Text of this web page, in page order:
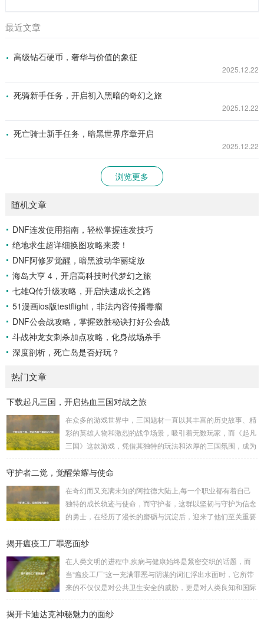
最近文章
高级钻石硬币，奢华与价值的象征
2025.12.22
死骑新手任务，开启初入黑暗的奇幻之旅
2025.12.22
死亡骑士新手任务，暗黑世界序章开启
2025.12.22
浏览更多
随机文章
DNF连发使用指南，轻松掌握连发技巧
绝地求生超详细换图攻略来袭！
DNF阿修罗觉醒，暗黑波动华丽绽放
海岛大亨 4，开启高科技时代梦幻之旅
七雄Q传升级攻略，开启快速成长之路
51漫画ios版testflight，非法内容传播毒瘤
DNF公会战攻略，掌握致胜秘诀打好公会战
斗战神龙女刺杀加点攻略，化身战场杀手
深度剖析，死亡岛是否好玩？
热门文章
下载起凡三国，开启热血三国对战之旅
在众多的游戏世界中，三国题材一直以其丰富的历史故事、精
彩的英雄人物和激烈的战争场景，吸引着无数玩家，而《起凡
三国》这款游戏，凭借其独特的玩法和浓厚的三国氛围，成为
何进行起凡三国下载,开启一段热血的三国对战之旅。 《起凡
以化身为三国时期的知名将领，如勇猛无双的吕布、足智多谋
的诸葛亮、忠义双全的关羽等，率领自己的军队在战场上冲锋
陷阵、排兵布阵，游戏中的每一场战斗都充满了变...
守护者二觉，觉醒荣耀与使命
在奇幻而又充满未知的阿拉德大陆上,每一个职业都有着自己
独特的成长轨迹与使命，而守护者，这群以坚韧与守护为信念
的勇士，在经历了漫长的磨砺与沉淀后，迎来了他们至关重要
大陆的那一刻起，便肩负着守护的重任，他们身躯魁梧，手持
来自各方的邪恶势力，最初，他们凭借着基础的技能和坚定的
意志，在一次次战斗中积累着经验，不断成长，无论是在阴森
恐怖的地下墓穴，还是在战火纷飞的前线战场，守...
揭开瘟疫工厂罪恶面纱
在人类文明的进程中,疾病与健康始终是紧密交织的话题，而
当“瘟疫工厂”这一充满罪恶与阴谋的词汇浮出水面时，它所带
来的不仅仅是对公共卫生安全的威胁，更是对人类良知和国际
是一些别有用心的势力为了实现其不可告人的目的，秘密设立
揭开卡迪达克神秘魅力的面纱